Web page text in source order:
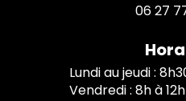
06 27
Lundi au jeudi :
Vendredi : 8h à 12h